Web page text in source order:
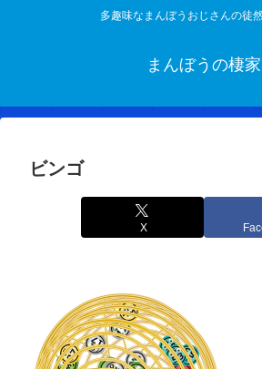
多趣味なまんぼうおじさんの徒
まんぼうの棲家
ビンゴ
X